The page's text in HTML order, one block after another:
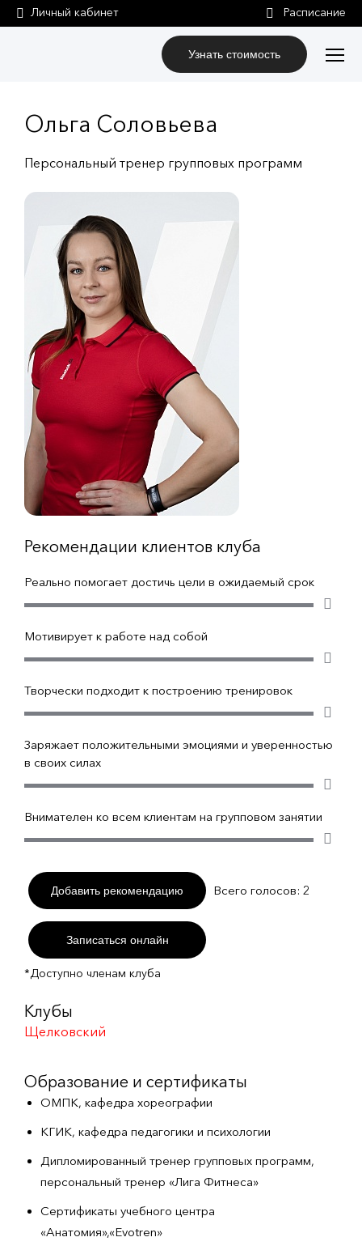
Личный кабинет
Узнать стоимость
Ольга Соловьева
Персональный тренер групповых программ
Рекомендации клиентов клуба
Реально помогает достичь цели в ожидаемый срок
Мотивирует к работе над собой
Творчески подходит к построению тренировок
Заряжает положительными эмоциями и уверенностью
в своих силах
Внимателен ко всем клиентам на групповом занятии
Добавить рекомендацию Всего голосов: 2
Записаться онлайн
*Доступно членам клуба
Клубы
Щелковский
Образование и сертификаты
ОМПК, кафедра хореографии
КГИК, кафедра педагогики и психологии
Дипломированный тренер групповых программ,
персональный тренер «Лига Фитнеса»
Сертификаты учебного центра
«Анатомия»,«Evotren»